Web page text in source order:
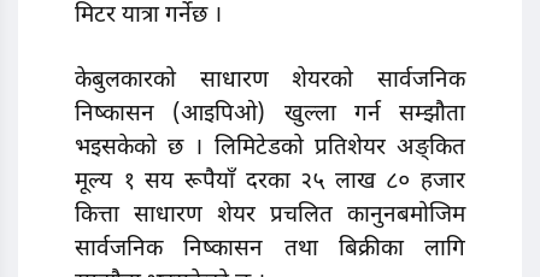
मिटर यात्रा गर्नेछ ।
केबुलकारको साधारण शेयरको सार्वजनिक
निष्कासन (आइपिओ) खुल्ला गर्न सम्झौता
भइसकेको छ । लिमिटेडको प्रतिशेयर अङ्कित
मूल्य १ सय रूपैयाँ दरका २५ लाख ८० हजार
कित्ता साधारण शेयर प्रचलित कानुनबमोजिम
सार्वजनिक निष्कासन तथा बिक्रीका लागि